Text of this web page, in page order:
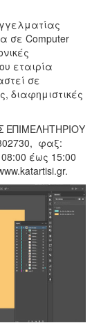
σε Computer
εταιρία
σε
διαφημιστικές
ΕΠΙΜΕΛΗΤΗΡΙΟΥ
φαξ:
έως 15:00